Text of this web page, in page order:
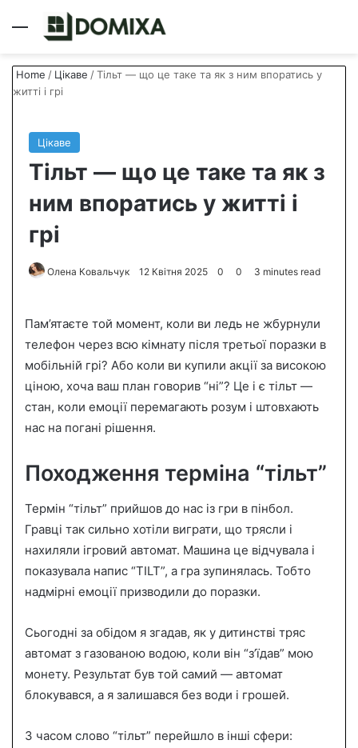
Menu
Home / Цікаве /Тільт — що це таке та як з ним впоратись у
житті і грі
Цікаве
Тільт — що це таке та як з
ним впоратись у житті і
грі
Олена Ковальчук
d
a
n
e
m
a
12 Квітня 2025 0 0 3 minutes read
Пам’ятаєте той момент, коли ви ледь не жбурнули
телефон через всю кімнату після третьої поразки в
мобільній грі? Або коли ви купили акції за високою
ціною, хоча ваш план говорив “ні”? Це і є тільт —
стан, коли емоції перемагають розум і штовхають
нас на погані рішення.
Походження терміна “тільт”
Термін “тільт” прийшов до нас із гри в пінбол.
Гравці так сильно хотіли виграти, що трясли і
нахиляли ігровий автомат. Машина це відчувала і
показувала напис “TILT”, а гра зупинялась. Тобто
надмірні емоції призводили до поразки.
Сьогодні за обідом я згадав, як у дитинстві тряс
автомат з газованою водою, коли він “з’їдав” мою
монету. Результат був той самий — автомат
блокувався, а я залишався без води і грошей.
З часом слово “тільт” перейшло в інші сфери: